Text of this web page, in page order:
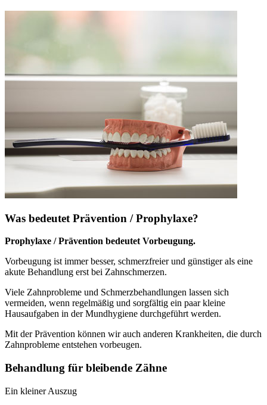
Was bedeutet Prävention / Prophylaxe?
Prophylaxe / Prävention bedeutet Vorbeugung.
Vorbeugung ist immer besser, schmerzfreier und günstiger als eine
akute Behandlung erst bei Zahnschmerzen.
Viele Zahnprobleme und Schmerzbehandlungen lassen sich
vermeiden, wenn regelmäßig und sorgfältig ein paar kleine
Hausaufgaben in der Mundhygiene durchgeführt werden.
Mit der Prävention können wir auch anderen Krankheiten, die durch
Zahnprobleme entstehen vorbeugen.
Behandlung für bleibende Zähne
Ein kleiner Auszug